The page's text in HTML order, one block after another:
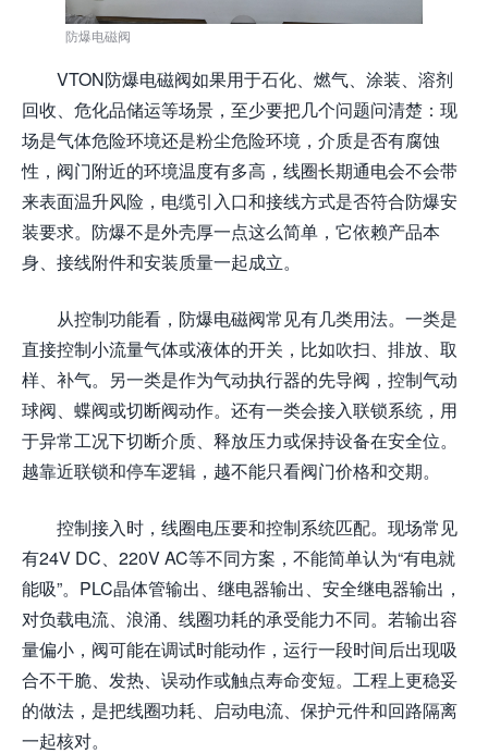
防爆电磁阀
VTON防爆电磁阀如果用于石化、燃气、涂装、溶剂
回收、危化品储运等场景，至少要把几个问题问清楚：现
场是气体危险环境还是粉尘危险环境，介质是否有腐蚀
性，阀门附近的环境温度有多高，线圈长期通电会不会带
来表面温升风险，电缆引入口和接线方式是否符合防爆安
装要求。防爆不是外壳厚一点这么简单，它依赖产品本
身、接线附件和安装质量一起成立。
从控制功能看，防爆电磁阀常见有几类用法。一类是
直接控制小流量气体或液体的开关，比如吹扫、排放、取
样、补气。另一类是作为气动执行器的先导阀，控制气动
球阀、蝶阀或切断阀动作。还有一类会接入联锁系统，用
于异常工况下切断介质、释放压力或保持设备在安全位。
越靠近联锁和停车逻辑，越不能只看阀门价格和交期。
控制接入时，线圈电压要和控制系统匹配。现场常见
有24V DC、220V AC等不同方案，不能简单认为“有电就
能吸”。PLC晶体管输出、继电器输出、安全继电器输出，
对负载电流、浪涌、线圈功耗的承受能力不同。若输出容
量偏小，阀可能在调试时能动作，运行一段时间后出现吸
合不干脆、发热、误动作或触点寿命变短。工程上更稳妥
的做法，是把线圈功耗、启动电流、保护元件和回路隔离
一起核对。